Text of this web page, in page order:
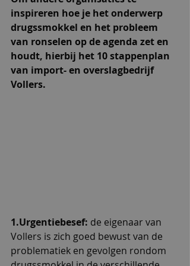
inspireren hoe je het onderwerp
drugssmokkel en het probleem
van ronselen op de agenda zet en
houdt, hierbij het 10 stappenplan
van import- en overslagbedrijf
Vollers.
1.Urgentiebesef: de eigenaar van
Vollers is zich goed bewust van de
problematiek en gevolgen rondom